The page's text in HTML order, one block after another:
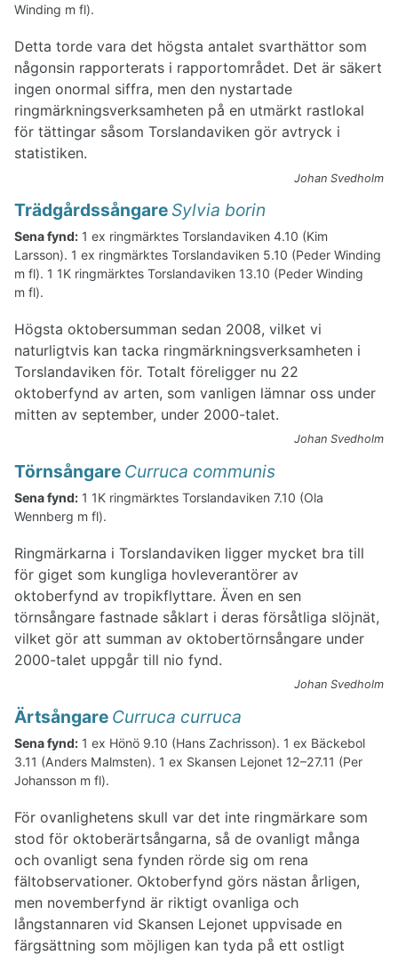
Winding m fl).
Detta torde vara det högsta antalet svarthättor som
någonsin rapporterats i rapportområdet. Det är säkert
ingen onormal siffra, men den nystartade
ringmärkningsverksamheten på en utmärkt rastlokal
för tättingar såsom Torslandaviken gör avtryck i
statistiken.
Johan Svedholm
Trädgårdssångare Sylvia borin
Sena fynd: 1 ex ringmärktes Torslandaviken 4.10 (Kim
Larsson). 1 ex ringmärktes Torslandaviken 5.10 (Peder Winding
m fl). 1 1K ringmärktes Torslandaviken 13.10 (Peder Winding
m fl).
Högsta oktobersumman sedan 2008, vilket vi
naturligtvis kan tacka ringmärkningsverksamheten i
Torslandaviken för. Totalt föreligger nu 22
oktoberfynd av arten, som vanligen lämnar oss under
mitten av september, under 2000-talet.
Johan Svedholm
Törnsångare Curruca communis
Sena fynd: 1 1K ringmärktes Torslandaviken 7.10 (Ola
Wennberg m fl).
Ringmärkarna i Torslandaviken ligger mycket bra till
för giget som kungliga hovleverantörer av
oktoberfynd av tropikflyttare. Även en sen
törnsångare fastnade såklart i deras försåtliga slöjnät,
vilket gör att summan av oktobertörnsångare under
2000-talet uppgår till nio fynd.
Johan Svedholm
Ärtsångare Curruca curruca
Sena fynd: 1 ex Hönö 9.10 (Hans Zachrisson). 1 ex Bäckebol
3.11 (Anders Malmsten). 1 ex Skansen Lejonet 12–27.11 (Per
Johansson m fl).
För ovanlighetens skull var det inte ringmärkare som
stod för oktoberärtsångarna, så de ovanligt många
och ovanligt sena fynden rörde sig om rena
fältobservationer. Oktoberfynd görs nästan årligen,
men novemberfynd är riktigt ovanliga och
långstannaren vid Skansen Lejonet uppvisade en
färgsättning som möjligen kan tyda på ett ostligt